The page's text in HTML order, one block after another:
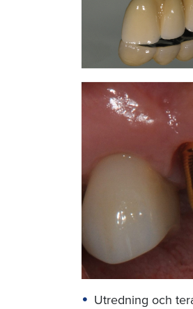
Utredning och